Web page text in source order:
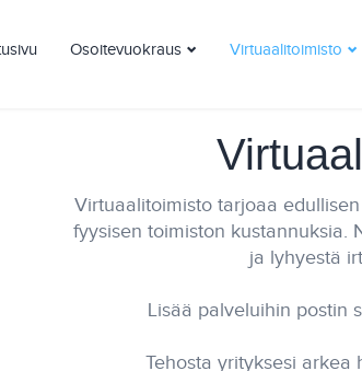
Osoitevuokraus
Osoitevuokraus Kevytyrittäjä
Virtuaalitoimisto
Virtuaalitoimisto tarjoaa
fyysisen toimiston kustannuksia.
ja lyhyestä
Lisää palveluihin postin
Tehosta yrityksesi arkea